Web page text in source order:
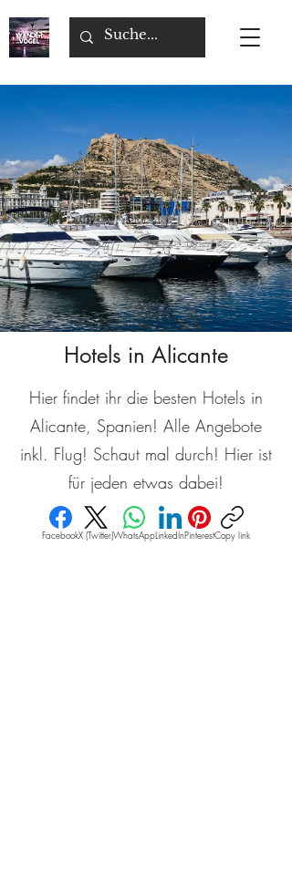
Hotels in Alicante
Hier findet ihr die besten Hotels in
Alicante, Spanien! Alle Angebote
inkl. Flug! Schaut mal durch! Hier ist
für jeden etwas dabei!
FacebookX (Twitter)WhatsAppLinkedInPinterestCopy link